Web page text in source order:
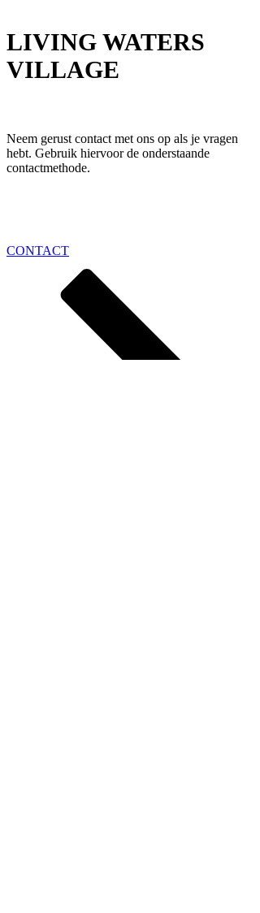
LIVING WATERS
VILLAGE
Neem gerust contact met ons op als je vragen
hebt. Gebruik hiervoor de onderstaande
contactmethode.
CONTACT